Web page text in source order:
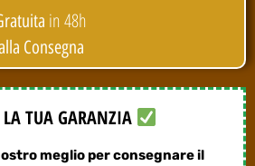
in 48h
Consegna
LA TUA GARANZIA
meglio per consegnare il